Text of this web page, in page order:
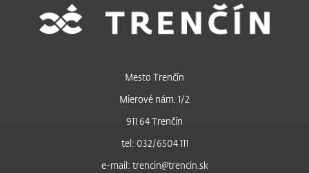
Mesto Trenčín
Mierové nám. 1/2
911 64 Trenčín
tel: 032/6504 111
e-mail: trencin@trencin.sk